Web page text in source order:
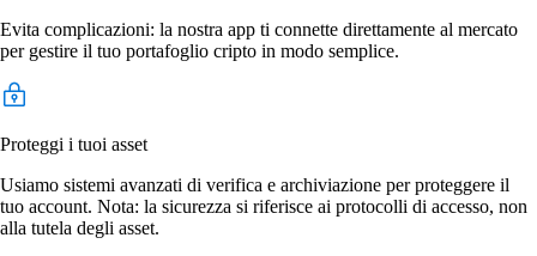
Evita complicazioni: la nostra app ti connette direttamente al mercato
per gestire il tuo portafoglio cripto in modo semplice.
Proteggi i tuoi asset
Usiamo sistemi avanzati di verifica e archiviazione per proteggere il
tuo account. Nota: la sicurezza si riferisce ai protocolli di accesso, non
alla tutela degli asset.